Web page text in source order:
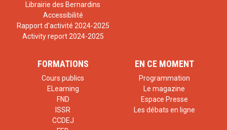
Librairie des Bernardins
Accessibilité
Rapport d'activité 2024-2025
Activity report 2024-2025
FORMATIONS
Cours publics
ELearning
FND
ISSR
CCDEJ
EN CE MOMENT
Programmation
Le magazine
Espace Presse
Les débats en ligne